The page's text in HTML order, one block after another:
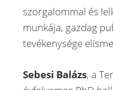
szorgalommal és
munkája, gazdag
tevékenysége
Sebesi Balázs, a